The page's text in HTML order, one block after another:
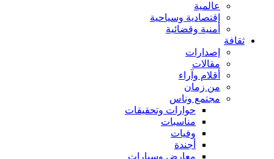
عالمية
إقتصادية وسياحية
أمنية وقضائية
ثقافة
إصدارات
مقالات
أقلام وآراء
من زمان
مجتمع وناس
حوارات وتحقيقات
مناسبات
وفيات
أجندة
معارض وسيارات